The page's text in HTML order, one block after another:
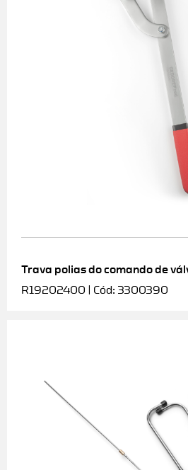
Trava polias do comando de
R19202400 | Cód: 3300390